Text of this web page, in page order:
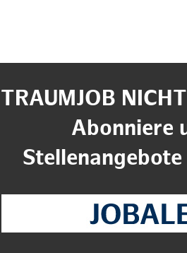
TRAUMJOB
Abonniere